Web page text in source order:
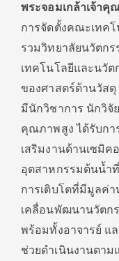
พระจอมเกล้าเจ้าคุ
การจัดตั้งคณะเทค
รวมวิทยาลัยนวัตก
เทคโนโลยีและนวั
ของศาสตร์ด้านวัสดุ
มีนักวิชาการ นักวิจั
คุณภาพสูง ได้รับกา
เสริมงานด้านเซมิค
อุตสาหกรรมต้นน้ำ
การเติบโตที่มีมูลค่
เคลื่อนพัฒนานวัตก
พร้อมทั้งอาจารย์ แ
ช่วยดำเนินงานตาม